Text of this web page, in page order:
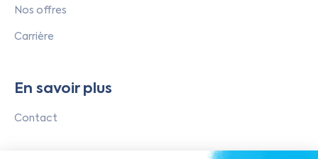
Nos offres
Carrière
En savoir plus
Contact